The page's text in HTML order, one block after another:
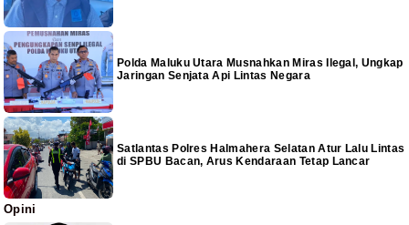
Polda Maluku Utara Musnahkan Miras Ilegal, Ungkap
Jaringan Senjata Api Lintas Negara
Satlantas Polres Halmahera Selatan Atur Lalu Lintas
di SPBU Bacan, Arus Kendaraan Tetap Lancar
Opini